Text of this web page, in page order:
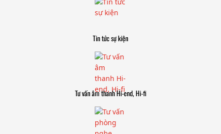
Tin tức sự kiện
Tư vấn âm thanh Hi-end, Hi-fi